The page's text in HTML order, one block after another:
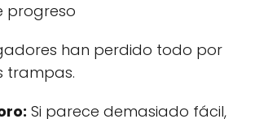
progreso
han perdido todo por
trampas.
Si parece demasiado fácil,